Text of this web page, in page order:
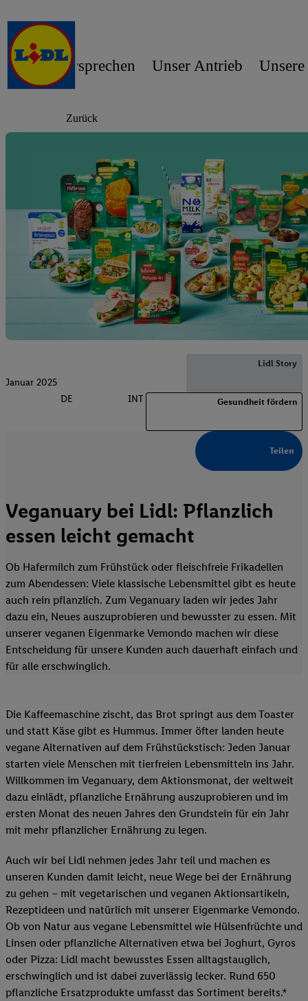
Unser Versprechen Unser Antrieb
Zurück
Januar 2025
DE
INT
Lidl Story
Gesundheit fördern
Teilen
Veganuary bei Lidl: Pflanzlich
essen leicht gemacht
Ob Hafermilch zum Frühstück oder fleischfreie Frikadellen
zum Abendessen: Viele klassische Lebensmittel gibt es heute
auch rein pflanzlich. Zum Veganuary laden wir jedes Jahr
dazu ein, Neues auszuprobieren und bewusster zu essen. Mit
unserer veganen Eigenmarke Vemondo machen wir diese
Entscheidung für unsere Kunden auch dauerhaft einfach und
für alle erschwinglich.
Die Kaffeemaschine zischt, das Brot springt aus dem Toaster
und statt Käse gibt es Hummus. Immer öfter landen heute
vegane Alternativen auf dem Frühstückstisch: Jeden Januar
starten viele Menschen mit tierfreien Lebensmitteln ins Jahr.
Willkommen im Veganuary, dem Aktionsmonat, der weltweit
dazu einlädt, pflanzliche Ernährung auszuprobieren und im
ersten Monat des neuen Jahres den Grundstein für ein Jahr
mit mehr pflanzlicher Ernährung zu legen.
Auch wir bei Lidl nehmen jedes Jahr teil und machen es
unseren Kunden damit leicht, neue Wege bei der Ernährung
zu gehen – mit vegetarischen und veganen Aktionsartikeln,
Rezeptideen und natürlich mit unserer Eigenmarke Vemondo.
Ob von Natur aus vegane Lebensmittel wie Hülsenfrüchte und
Linsen oder pflanzliche Alternativen etwa bei Joghurt, Gyros
oder Pizza: Lidl macht bewusstes Essen alltagstauglich,
erschwinglich und ist dabei zuverlässig lecker. Rund 650
pflanzliche Ersatzprodukte umfasst das Sortiment bereits.*